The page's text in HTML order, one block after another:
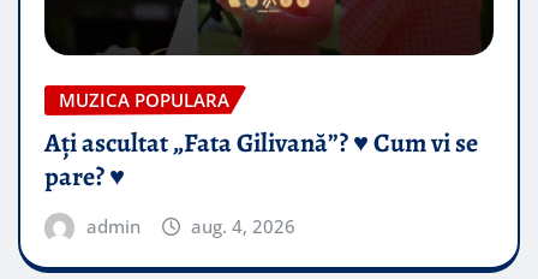
MUZICA POPULARA
Ați ascultat „Fata Gilivană”? ♥️ Cum vi se
pare? ♥️
admin aug. 4, 2026